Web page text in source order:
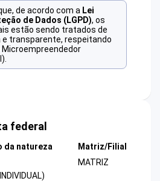
de acordo com a Lei
de Dados (LGPD), os
estão sendo tratados de
e transparente, respeitando
federal
da natureza
Matriz/Filial
MATRIZ